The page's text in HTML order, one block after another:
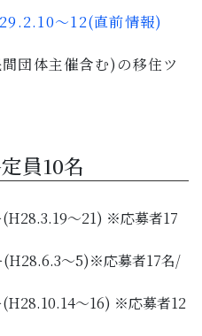
～12(直前情報)
団体主催含む)の移住ツ
員10名
～21) ※応募者17
(H28.6.3～5)※応募者17名/
～16) ※応募者12